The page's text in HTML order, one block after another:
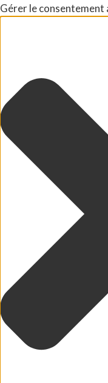
Gérer le consentement